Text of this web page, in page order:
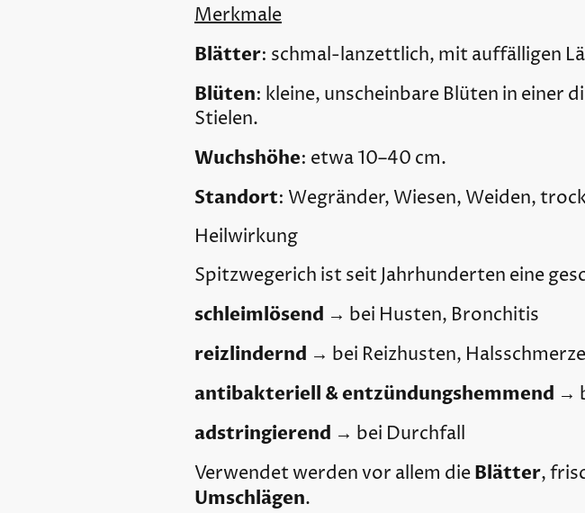
Merkmale
Blätter: schmal-lanzettlich, mit auffälligen
Blüten: kleine, unscheinbare Blüten in einer
Stielen.
Wuchshöhe: etwa 10–40 cm.
Standort: Wegränder, Wiesen, Weiden,
Heilwirkung
Spitzwegerich ist seit Jahrhunderten eine
schleimlösend → bei Husten, Bronchitis
reizlindernd → bei Reizhusten,
antibakteriell & entzündungshemmend →
adstringierend → bei Durchfall
Verwendet werden vor allem dieBlätter,
Umschlägen.